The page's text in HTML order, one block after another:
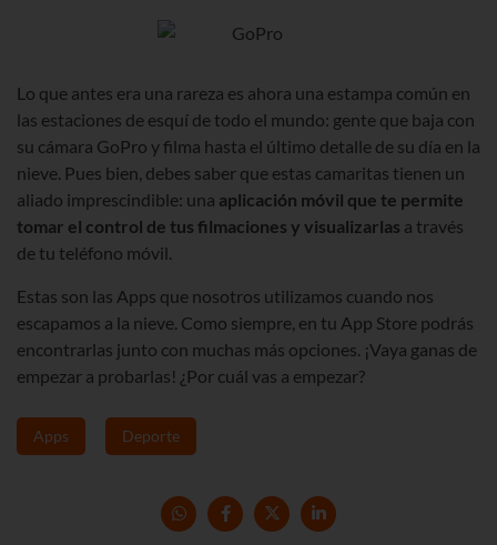
Lo que antes era una rareza es ahora una estampa común en
las estaciones de esquí de todo el mundo: gente que baja con
su cámara GoPro y filma hasta el último detalle de su día en la
nieve. Pues bien, debes saber que estas camaritas tienen un
aliado imprescindible: una aplicación móvil que te permite
tomar el control de tus filmaciones y visualizarlas a través
de tu teléfono móvil.
Estas son las Apps que nosotros utilizamos cuando nos
escapamos a la nieve. Como siempre, en tu App Store podrás
encontrarlas junto con muchas más opciones. ¡Vaya ganas de
empezar a probarlas! ¿Por cuál vas a empezar?
Apps Deporte